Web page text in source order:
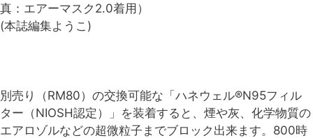
真：エアーマスク2.0着用）
(本誌編集ようこ)
別売り（RM80）の交換可能な「ハネウェル®N95フィル
ター（NIOSH認定）」を装着すると、煙や灰、化学物質の
エアロゾルなどの超微粒子までブロック出来ます。800時